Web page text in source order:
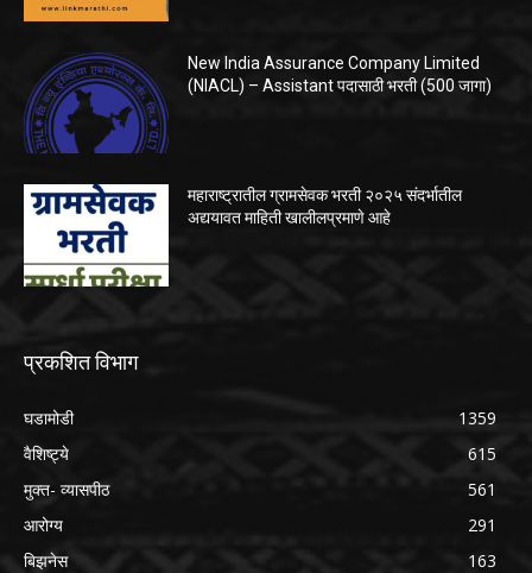
New India Assurance Company Limited
(NIACL) – Assistant पदासाठी भरती (500 जागा)
महाराष्ट्रातील ग्रामसेवक भरती २०२५ संदर्भातील
अद्ययावत माहिती खालीलप्रमाणे आहे
प्रकशित विभाग
घडामोडी
1359
वैशिष्ट्ये
615
मुक्त- व्यासपीठ
561
आरोग्य
291
बिझनेस
163